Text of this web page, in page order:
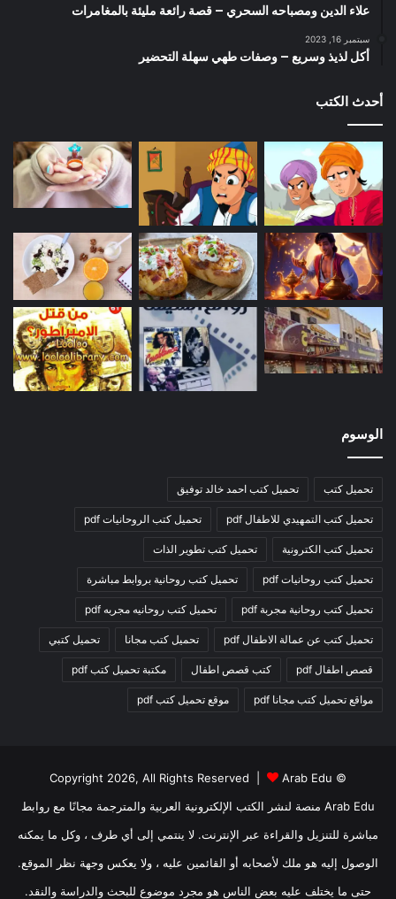
علاء الدين ومصباحه السحري – قصة رائعة مليئة بالمغامرات
سبتمبر 16, 2023
أكل لذيذ وسريع – وصفات طهي سهلة التحضير
أحدث الكتب
الوسوم
تحميل كتب تحميل كتب احمد خالد توفيق
تحميل كتب التمهيدي للاطفال pdf تحميل كتب الروحانيات pdf
تحميل كتب الكترونية تحميل كتب تطوير الذات
تحميل كتب روحانيات pdf تحميل كتب روحانية بروابط مباشرة
تحميل كتب روحانية مجربة pdf تحميل كتب روحانيه مجربه pdf
تحميل كتب عن عمالة الاطفال pdf تحميل كتب مجانا تحميل كتبي
قصص اطفال pdf كتب قصص اطفال مكتبة تحميل كتب pdf
مواقع تحميل كتب مجانا pdf موقع تحميل كتب pdf
© Copyright 2026, All Rights Reserved |
Arab Edu
Arab Edu منصة لنشر الكتب الإلكترونية العربية والمترجمة مجانًا مع روابط
مباشرة للتنزيل والقراءة عبر الإنترنت. لا ينتمي إلى أي طرف ، وكل ما يمكنه
الوصول إليه هو ملك لأصحابه أو القائمين عليه ، ولا يعكس وجهة نظر الموقع.
حتى ما يختلف عليه بعض الناس هو مجرد موضوع للبحث والدراسة والنقد.